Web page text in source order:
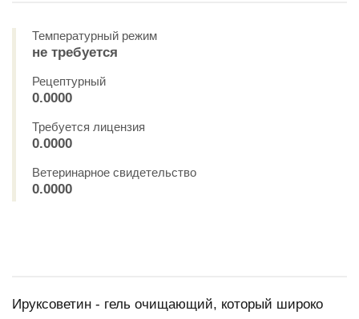
Температурный режим
не требуется
Рецептурный
0.0000
Требуется лицензия
0.0000
Ветеринарное свидетельство
0.0000
Ируксоветин - гель очищающий, который широко